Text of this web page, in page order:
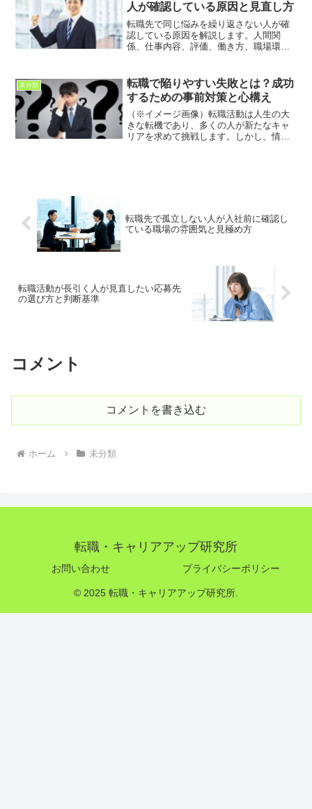
人が確認している原因と見直し方
転職先で同じ悩みを繰り返さない人が確
認している原因を解説します。人間関
係、仕事内容、評価、働き方、職場環
ます。
未分類
転職で陥りやすい失敗とは？成功
するための事前対策と心構え
（※イメージ画像）転職活動は人生の大
きな転機であり、多くの人が新たなキャ
リアを求めて挑戦します。しかし、情報
転職先で孤立しない人が入社前に確認し
ている職場の雰囲気と見極め方
転職活動が長引く人が見直したい応募先
の選び方と判断基準
コメント
コメントを書き込む
ホーム 未分類
転職・キャリアアップ研究所
お問い合わせ プライバシーポリシー
© 2025 転職・キャリアアップ研究所.